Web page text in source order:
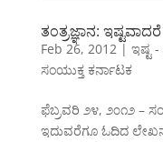
ತಂತ್ರಜ್ಞಾನ:
Feb 26, 2012| ಇಷ್ಟ -
ಸಂಯುಕ್ತ ಕರ್ನಾಟಕ
ಫೆಬ್ರವರಿ ೨೪, ೨೦೧೨ –
ಇದುವರೆಗೂ ಓದಿದ